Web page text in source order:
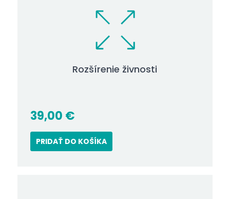
Rozšírenie živnosti
39,00 €
PRIDAŤ DO KOŠÍKA